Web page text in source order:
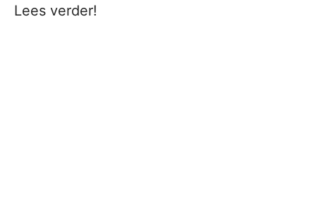
Lees verder!